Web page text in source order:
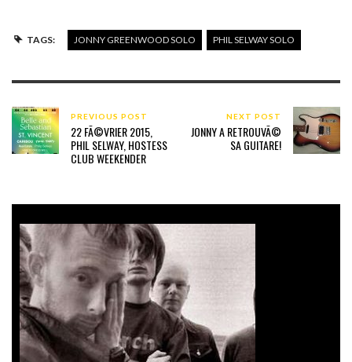
TAGS: JONNY GREENWOOD SOLO PHIL SELWAY SOLO
PREVIOUS POST
22 FÃ©VRIER 2015,
PHIL SELWAY, HOSTESS
CLUB WEEKENDER
NEXT POST
JONNY A RETROUVÃ©
SA GUITARE!